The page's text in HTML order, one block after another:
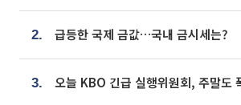
2. 급등한 국제 금값…국내 금시세는?
3. 오늘 KBO 긴급 실행위원회, 주말도